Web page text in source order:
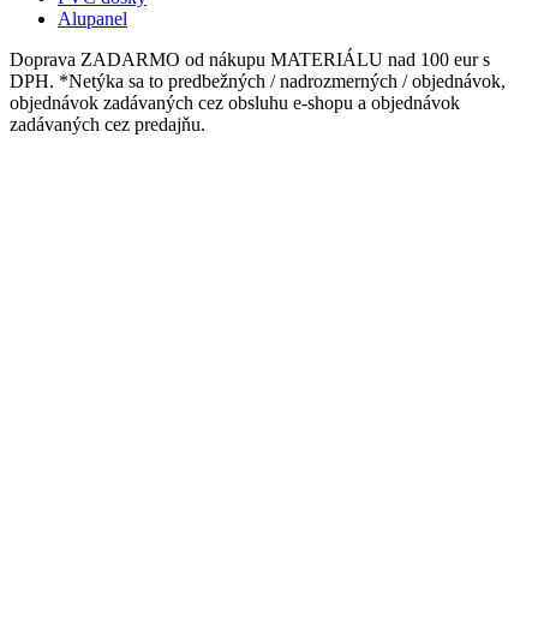
Alupanel
Doprava ZADARMO od nákupu MATERIÁLU nad 100 eur s
DPH. *Netýka sa to predbežných / nadrozmerných / objednávok,
objednávok zadávaných cez obsluhu e-shopu a objednávok
zadávaných cez predajňu.